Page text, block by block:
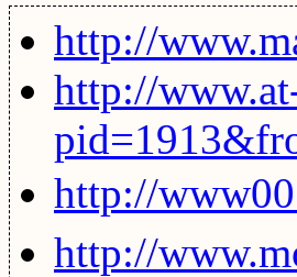
http://
http://
http://
http://